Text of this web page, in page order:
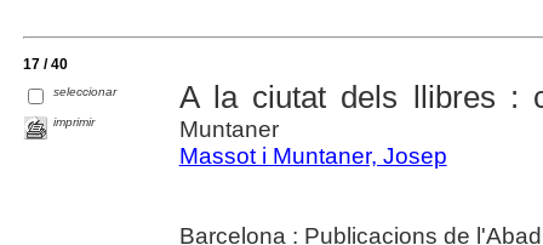
17 / 40
seleccionar
imprimir
A la ciutat dels llibres :
Muntaner
Massot i Muntaner, Josep
Barcelona : Publicacions de